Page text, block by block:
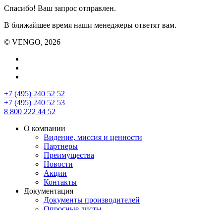
Спасибо! Ваш запрос отправлен.
В ближайшее время наши менеджеры ответят вам.
© VENGO, 2026
+7 (495) 240 52 52
+7 (495) 240 52 53
8 800 222 44 52
О компании
Видение, миссия и ценности
Партнеры
Преимущества
Новости
Акции
Контакты
Документация
Документы производителей